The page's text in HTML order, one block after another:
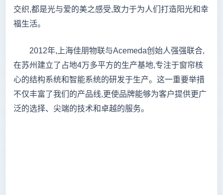
交织,都是光与爱的美之感受,致力于为人们打造阳光和幸
福生活。
2012年,上海佳朋物联与Acemeda创始人强强联合,
在苏州建立了占地4万多平方的生产基地,专注于窗帘核
心的结构系统和智能系统的研发于生产。这一重要举措
不仅丰富了我们的产品线,更使品牌能够为客户提供更广
泛的选择、尖端的技术和卓越的服务。